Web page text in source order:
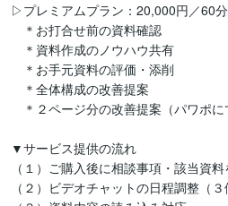
▷プレミアムプラン：20,000円／60分
＊お打合せ前の資料確認
＊資料作成のノウハウ共有
＊お手元資料の評価・添削
＊全体構成の改善提案
＊２ページ分の改善提案（パワポに
▼サービス提供の流れ
（１）ご購入後に相談事項・該当資
（２）ビデオチャットの日程調整（３